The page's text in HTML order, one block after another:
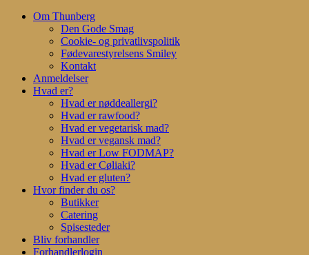
Om Thunberg
Den Gode Smag
Cookie- og privatlivspolitik
Fødevarestyrelsens Smiley
Kontakt
Anmeldelser
Hvad er?
Hvad er nøddeallergi?
Hvad er rawfood?
Hvad er vegetarisk mad?
Hvad er vegansk mad?
Hvad er Low FODMAP?
Hvad er Cøliaki?
Hvad er gluten?
Hvor finder du os?
Butikker
Catering
Spisesteder
Bliv forhandler
Forhandlerlogin